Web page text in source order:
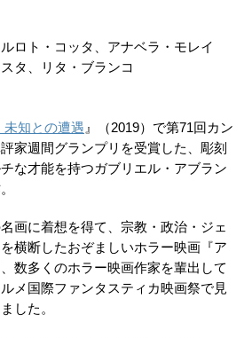
ロト・コッタ、アナベラ・モレイ
タ、リタ・ブランコ
未知との遭遇 』（2019）で第71回カン
家週間グランプリを受賞した、彫刻
な才能を持つガブリエル・アブラン
画に着想を得て、宗教・政治・ジェ
横断したおぞましいホラー映画『ア
数多くのホラー映画作家を輩出して
メ国際ファンタスティカ映画祭で見
した。